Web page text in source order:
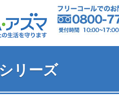
リーズ